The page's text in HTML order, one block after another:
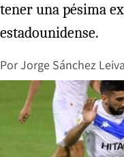
tener una pésima
estadounidense.
PorJorge Sánchez Leiva